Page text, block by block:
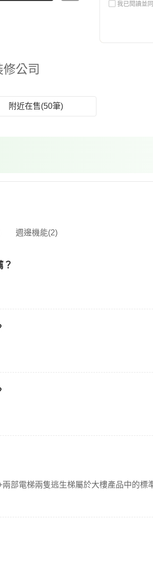
我已閱讀並
修公司
附近在售(50筆)
週邊機能(2)
？
部電梯兩隻逃生梯屬於大樓產品中的標